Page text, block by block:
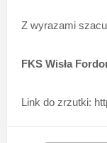
Z wyrazami
FKS Wisła
Link do zrzutki: